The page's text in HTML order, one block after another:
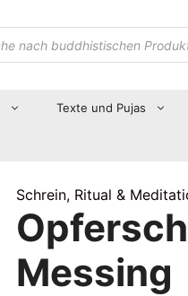
Texte und Pujas
Schrein, Ritual &
Messing